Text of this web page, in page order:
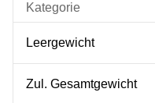
Kategorie
Leergewicht
Zul. Gesamtgewicht